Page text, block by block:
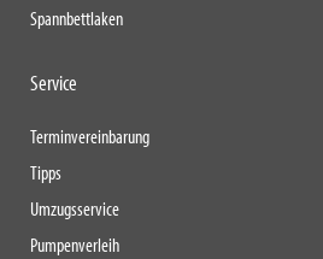
Spannbettlaken
Service
Terminvereinbarung
Tipps
Umzugsservice
Pumpenverleih